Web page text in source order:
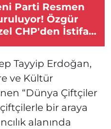
Parti Resmen
Özgür
CHP'den İstifa
Tayyip Erdoğan,
ve Kültür
“Dünya Çiftçiler
bir araya
alanında